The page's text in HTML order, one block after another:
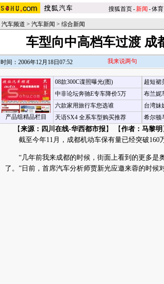
搜狐首页-新闻 -体育
汽车频道 > 汽车新闻 > 综合新闻
车型向中高档车过渡 成
时间：2006年12月18日07:52 我来说两句
产品组精品栏目
08款300C谍照曝光(图)
中非论坛奔驰E专车降价5万
六款家用旅行车您选谁
天语SX4 全系车型购买推荐
超短裙
布兰妮
台湾妹
希尔顿
【来源：四川在线-华西都市报】 【作者：马黎明
截至今年11月，成都机动车保有量已经突破160
“几年前我来成都的时候，街面上看到的更多是
了。”日前，首席汽车分析师贾新光应邀来蓉的时候